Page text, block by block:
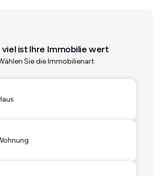
viel ist Ihre Immobilie wert
Sie die Immobilienart